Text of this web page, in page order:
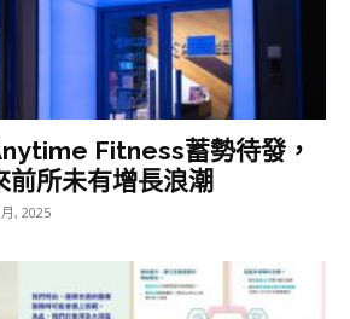
Fitness蓄勢待發，
前所未有增長浪潮
, 2025